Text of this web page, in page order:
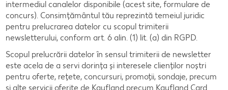
intermediul canalelor disponibile (acest site, formulare de
concurs). Consimțământul tău reprezintă temeiul juridic
pentru prelucrarea datelor cu scopul trimiterii
newsletterului, conform art. 6 alin. (1) lit. (a) din RGPD.
Scopul prelucrării datelor în sensul trimiterii de newsletter
este acela de a servi dorința și interesele clienților noștri
pentru oferte, rețete, concursuri, promoții, sondaje, precum
și alte servicii oferite de Kaufland precum Kaufland Card